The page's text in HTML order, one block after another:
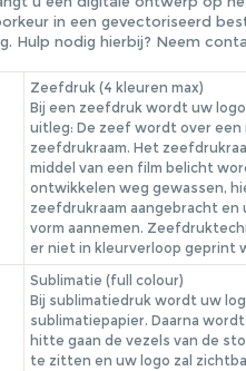
in een gevectoriseerd
Hulp nodig hierbij? Neem
Zeefdruk (4 kleuren max)
Bij een zeefdruk wordt uw
uitleg: De zeef wordt over een
zeefdrukraam. Het
middel van een film belicht
ontwikkelen weg gewassen,
zeefdrukraam aangebracht en
vorm aannemen.
er niet in kleurverloop geprint
Sublimatie (full colour)
Bij sublimatiedruk wordt uw
sublimatiepapier. Daarna
hitte gaan de vezels van de
te zitten en uw logo zal